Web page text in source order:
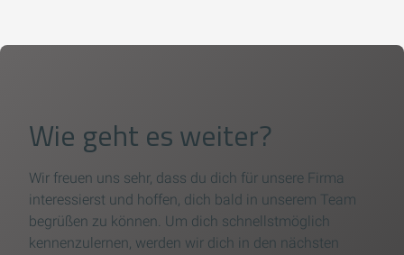
Wie geht es weiter?
Wir freuen uns sehr, dass du dich für unsere Firma
interessierst und hoffen, dich bald in unserem Team
begrüßen zu können. Um dich schnellstmöglich
kennenzulernen, werden wir dich in den nächsten